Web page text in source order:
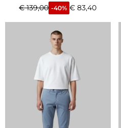
€139,00 -40% € 83,40